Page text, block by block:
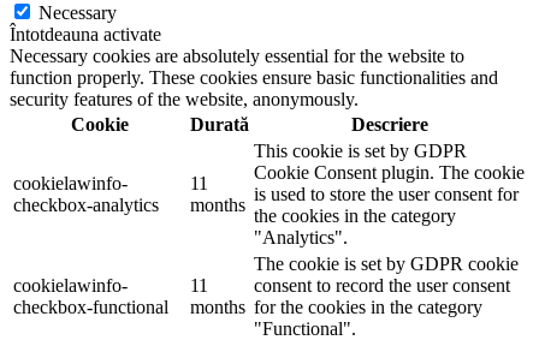
Necessary
Întotdeauna activate
Necessary cookies are absolutely essential for the website to
function properly. These cookies ensure basic functionalities and
security features of the website, anonymously.
Cookie
Durată Descriere
cookielawinfo-
checkbox-analytics
11
months
This cookie is set by GDPR
Cookie Consent plugin. The cookie
is used to store the user consent for
the cookies in the category
"Analytics".
cookielawinfo-
checkbox-functional
11
months
The cookie is set by GDPR cookie
consent to record the user consent
for the cookies in the category
"Functional".